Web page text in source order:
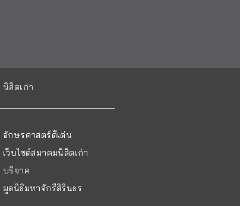
นิสิตเก่า
อักษรศาสตร์ดีเด่น
เว็บไซต์สมาคมนิสิตเก่า
บริจาค
มูลนิธิมหาจักรีสิรินธร